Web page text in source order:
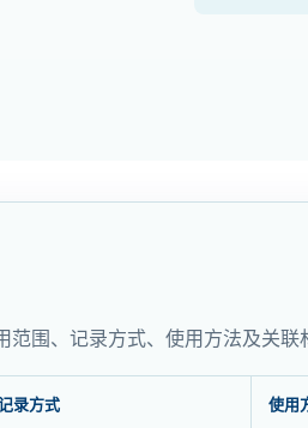
围、记录方式、使用方法及关联
录方式 使用